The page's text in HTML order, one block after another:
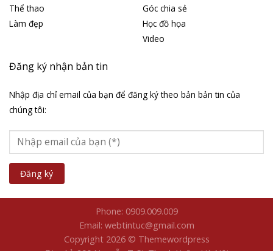
Thể thao
Làm đẹp
Góc chia sẻ
Học đồ họa
Video
Đăng ký nhận bản tin
Nhập địa chỉ email của bạn để đăng ký theo bản bản tin của
chúng tôi:
Phone: 0909.009.009
Email: webtintuc@gmail.com
Copyright 2026 © Themewordpress